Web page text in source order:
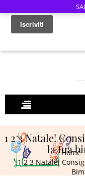
1 2 3 Natale!
la tuaHome
1 2 3 Natale!